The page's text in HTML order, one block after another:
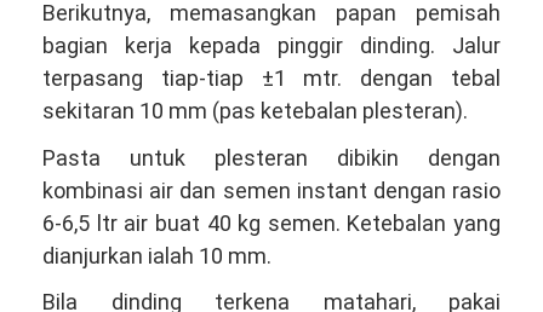
Berikutnya, memasangkan papan pemisah
bagian kerja kepada pinggir dinding. Jalur
terpasang tiap-tiap ±1 mtr. dengan tebal
sekitaran 10 mm (pas ketebalan plesteran).
Pasta untuk plesteran dibikin dengan
kombinasi air dan semen instant dengan rasio
6-6,5 ltr air buat 40 kg semen. Ketebalan yang
dianjurkan ialah 10 mm.
Bila dinding terkena matahari, pakai